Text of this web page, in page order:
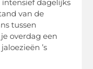
dagelijks
van de
tussen
overdag een
’s